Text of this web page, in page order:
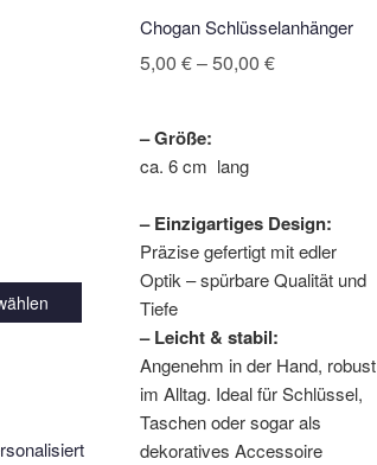
Chogan Schlüsselanhänger
5,00€–50,00€Preisspanne:
– Größe:
ca. 6 cm lang
– Einzigartiges Design:
Präzise gefertigt mit edler
Optik – spürbare Qualität und
Tiefe
– Leicht & stabil:
Angenehm in der Hand, robust
im Alltag. Ideal für Schlüssel,
Taschen oder sogar als
dekoratives Accessoire